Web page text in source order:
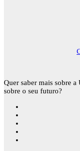
Quer saber mais sobre
sobre o seu futuro?